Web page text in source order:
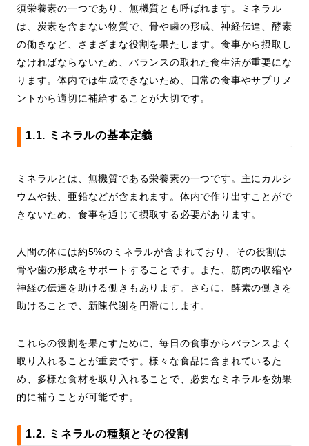
須栄養素の一つであり、無機質とも呼ばれます。ミネラル
は、炭素を含まない物質で、骨や歯の形成、神経伝達、酵素
の働きなど、さまざまな役割を果たします。食事から摂取し
なければならないため、バランスの取れた食生活が重要にな
ります。体内では生成できないため、日常の食事やサプリメ
ントから適切に補給することが大切です。
1.1. ミネラルの基本定義
ミネラルとは、無機質である栄養素の一つです。主にカルシ
ウムや鉄、亜鉛などが含まれます。体内で作り出すことがで
きないため、食事を通じて摂取する必要があります。
人間の体には約5%のミネラルが含まれており、その役割は
骨や歯の形成をサポートすることです。また、筋肉の収縮や
神経の伝達を助ける働きもあります。さらに、酵素の働きを
助けることで、新陳代謝を円滑にします。
これらの役割を果たすために、毎日の食事からバランスよく
取り入れることが重要です。様々な食品に含まれているた
め、多様な食材を取り入れることで、必要なミネラルを効果
的に補うことが可能です。
1.2. ミネラルの種類とその役割